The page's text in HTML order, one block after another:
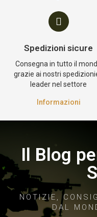
Spedizioni sicure
Consegna in tutto il
grazie ai nostri
leader nel settore
Informazioni
Il Blog
NOTIZIE,
DAL